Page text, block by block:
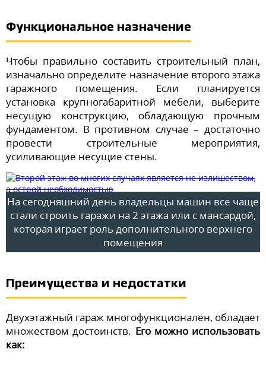
Функциональное назначение
Чтобы правильно составить строительный план,
изначально определите назначение второго этажа
гаражного помещения. Если планируется
установка крупногабаритной мебели, выберите
несущую конструкцию, обладающую прочным
фундаментом. В противном случае – достаточно
провести строительные мероприятия,
усиливающие несущие стены.
На сегодняшний день владельцы машин все чаще
стали строить гаражи на 2 этажа или с мансардой,
которая играет роль дополнительного верхнего
помещения
Преимущества и недостатки
Двухэтажный гараж многофункционален, обладает
множеством достоинств. Его можно использовать
как: